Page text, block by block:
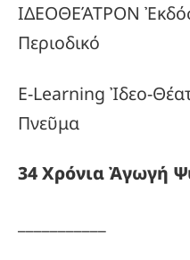
ΙΔΕΟΘΕΆΤΡΟΝ
Περιοδικό
E-Learning Ἰδεο-
Πνεῦμα
34ΧρόνιαἈγωγή